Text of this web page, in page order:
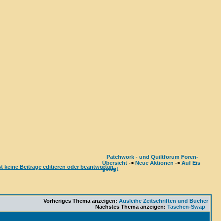
Patchwork - und Quiltforum Foren-
Übersicht -> Neue Aktionen -> Auf Eis
gelegt
Vorheriges Thema anzeigen: Ausleihe Zeitschriften und Bücher
Nächstes Thema anzeigen: Taschen-Swap